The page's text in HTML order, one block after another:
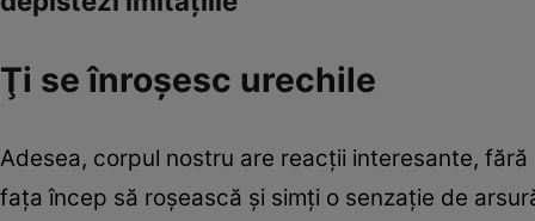
Ţi se înroşesc urechile
Adesea, corpul nostru are reacţii interesante,
faţa încep să roşească şi simţi o senzaţie de